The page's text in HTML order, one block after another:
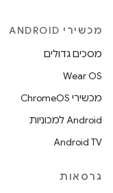
מכשירי ANDROID
מסכים גדולים
Wear OS
מכשירי ChromeOS
Android למכוניות
Android TV
גרסאות